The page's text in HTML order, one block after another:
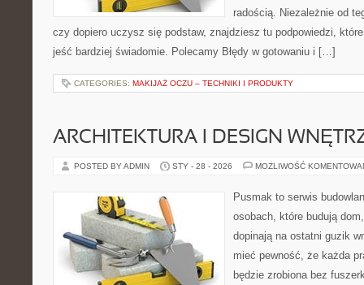
radością. Niezależnie od
czy dopiero uczysz się podstaw, znajdziesz tu podpowiedzi,
jeść bardziej świadomie. Polecamy Błędy w gotowaniu i […]
CATEGORIES: MAKIJAŻ OCZU – TECHNIKI I PRODUKTY
ARCHITEKTURA I DESIGN
POSTED BY ADMIN STY - 28 - 2026 MOŻLIWOŚĆ
Pusmak to serwis
osobach, które budują
dopinają na ostatni guzik
mieć pewność, że każda
będzie zrobiona bez